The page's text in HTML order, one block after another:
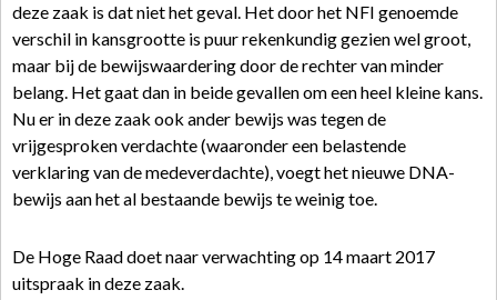
deze zaak is dat niet het geval. Het door het NFI genoemde
verschil in kansgrootte is puur rekenkundig gezien wel groot,
maar bij de bewijswaardering door de rechter van minder
belang. Het gaat dan in beide gevallen om een heel kleine kans.
Nu er in deze zaak ook ander bewijs was tegen de
vrijgesproken verdachte (waaronder een belastende
verklaring van de medeverdachte), voegt het nieuwe DNA-
bewijs aan het al bestaande bewijs te weinig toe.
De Hoge Raad doet naar verwachting op 14 maart 2017
uitspraak in deze zaak.